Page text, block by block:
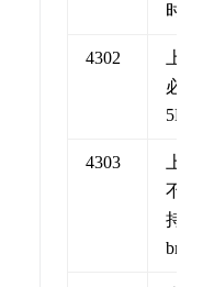
时
4302
上
必
4303
上
不
持